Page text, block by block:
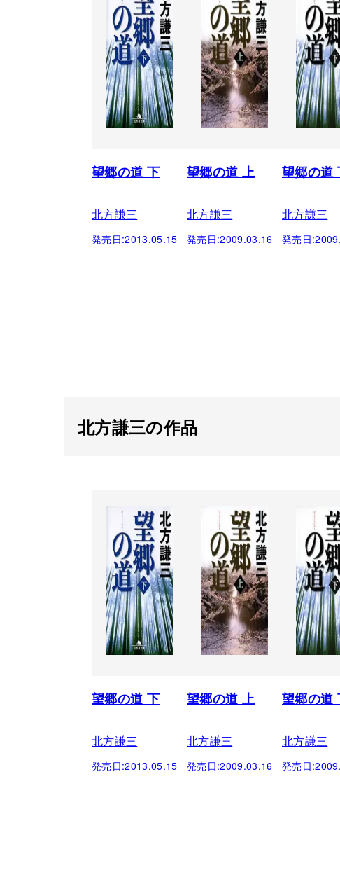
望郷の道 下
北方謙三
発売日:2013.05.15
望郷の道 上
北方謙三
発売日:2009.03.16
望郷の道
北方謙三
発売日:
北方謙三の作品
望郷の道 下
北方謙三
発売日:2013.05.15
望郷の道 上
北方謙三
発売日:2009.03.16
望郷の道
北方謙三
発売日: